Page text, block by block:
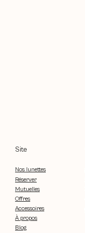
Site
Nos lunettes
Réserver
Mutuelles
Offres
Accessoires
À propos
Blog